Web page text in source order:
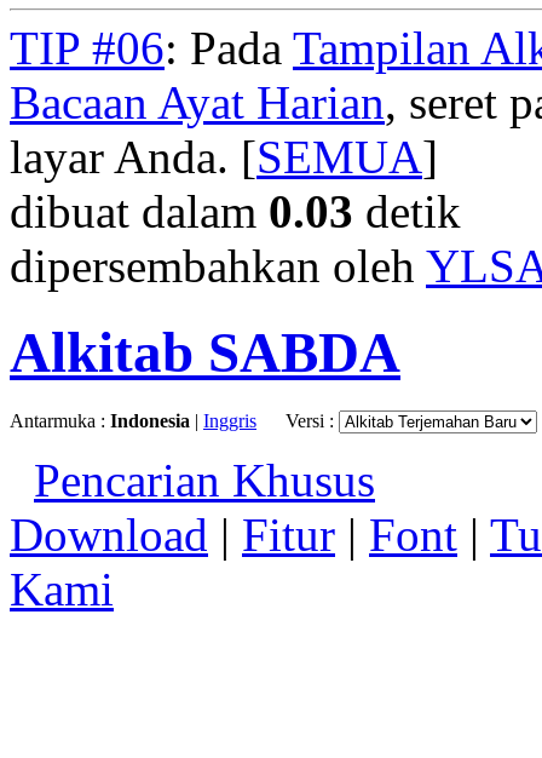
TIP #06: Pada Tampilan
Bacaan Ayat Harian, seret
layar Anda. [SEMUA]
dibuat dalam 0.03 detik
dipersembahkan oleh
Alkitab SABDA
Antarmuka : Indonesia | Inggris Versi :
Pencarian Khusus
Download | Fitur | Font |
Kami